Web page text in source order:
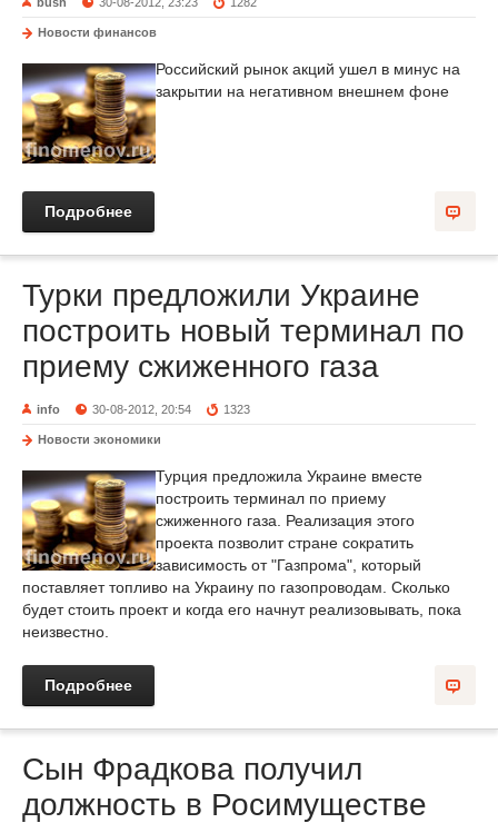
Новости финансов
Российский рынок акций ушел в минус на
закрытии на негативном внешнем фоне
Подробнее
Турки предложили Украине
построить новый терминал по
приему сжиженного газа
info 30-08-2012, 20:54 1323
Новости экономики
Турция предложила Украине вместе
построить терминал по приему
сжиженного газа. Реализация этого
проекта позволит стране сократить
зависимость от "Газпрома", который
поставляет топливо на Украину по газопроводам. Сколько
будет стоить проект и когда его начнут реализовывать, пока
неизвестно.
Подробнее
Сын Фрадкова получил
должность в Росимуществе